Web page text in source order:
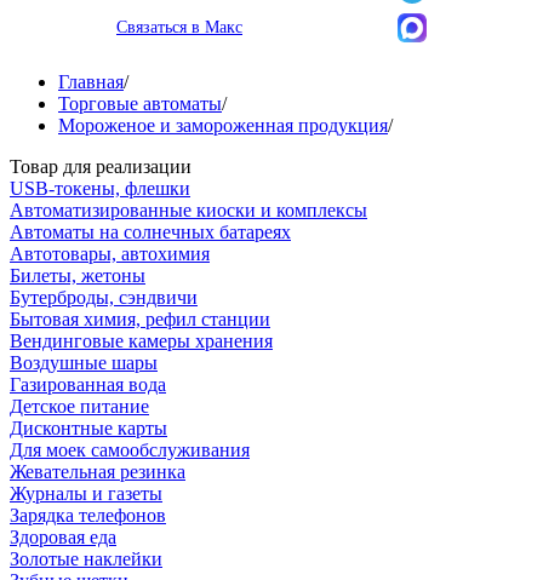
Связаться в Макс
Главная/
Торговые автоматы/
Мороженое и замороженная продукция/
Товар для реализации
USB-токены, флешки
Автоматизированные киоски и комплексы
Автоматы на солнечных батареях
Автотовары, автохимия
Билеты, жетоны
Бутерброды, сэндвичи
Бытовая химия, рефил станции
Вендинговые камеры хранения
Воздушные шары
Газированная вода
Детское питание
Дисконтные карты
Для моек самообслуживания
Жевательная резинка
Журналы и газеты
Зарядка телефонов
Здоровая еда
Золотые наклейки